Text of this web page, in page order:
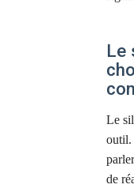
Le
Le
outil.
de